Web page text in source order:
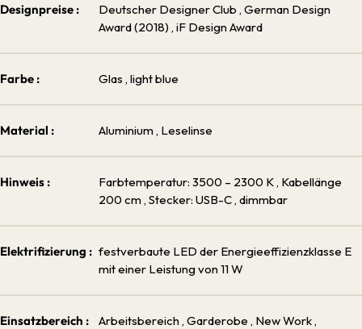
Designpreise : Deutscher Designer Club , German Design
Award (2018) , iF Design Award
Farbe : Glas , light blue
Material : Aluminium , Leselinse
Hinweis : Farbtemperatur: 3500 – 2300 K , Kabellänge
200 cm , Stecker: USB-C , dimmbar
Elektrifizierung : festverbaute LED der Energieeffizienzklasse E
mit einer Leistung von 11 W
Einsatzbereich : Arbeitsbereich , Garderobe , New Work ,